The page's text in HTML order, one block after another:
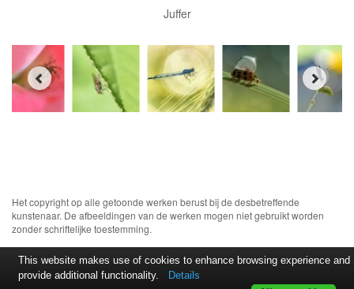
Juffer
Het copyright op alle getoonde werken berust bij de desbetreffende
kunstenaar. De afbeeldingen van de werken mogen niet gebruikt worden
zonder schriftelijke toestemming.
This website makes use of cookies to enhance browsing experience and
provide additional functionality.
Details